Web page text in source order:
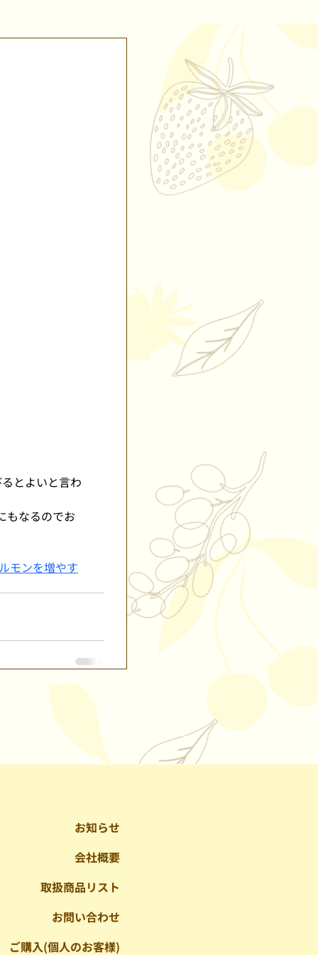
とよいと言わ
もなるのでお
モンを増やす
お知らせ
会社概要
取扱商品リスト
お問い合わせ
ご購入(個人のお客様)